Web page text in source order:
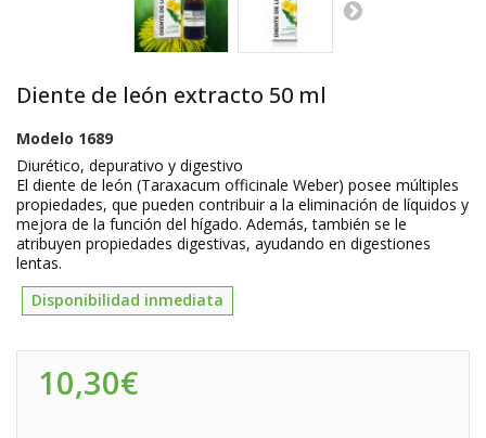
Diente de león extracto 50 ml
Modelo 1689
Diurético, depurativo y digestivo
El diente de león (Taraxacum officinale Weber) posee múltiples
propiedades, que pueden contribuir a la eliminación de líquidos y
mejora de la función del hígado. Además, también se le
atribuyen propiedades digestivas, ayudando en digestiones
lentas.
Disponibilidad inmediata
10,30€